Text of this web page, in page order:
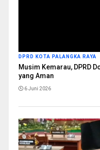
DPRD KOTA PALANGKA RAYA
Musim Kemarau, DPRD
yang Aman
6 Juni 2026